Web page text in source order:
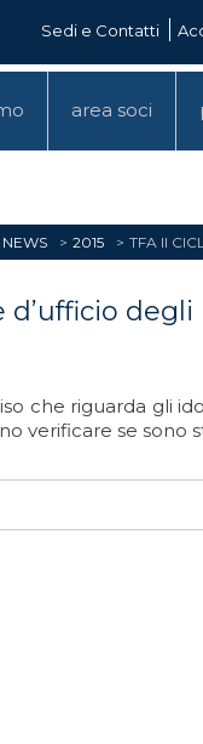
Sedi e Contatti
area soci
NEWS 2015 TFA II
d’ufficio
che riguarda gli
verificare se sono